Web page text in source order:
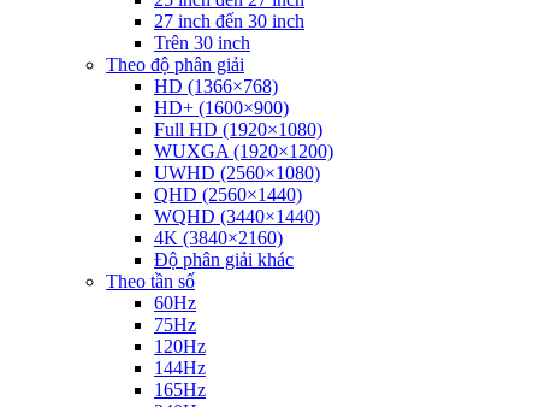
27 inch đến 30 inch
Trên 30 inch
Theo độ phân giải
HD (1366×768)
HD+ (1600×900)
Full HD (1920×1080)
WUXGA (1920×1200)
UWHD (2560×1080)
QHD (2560×1440)
WQHD (3440×1440)
4K (3840×2160)
Độ phân giải khác
Theo tần số
60Hz
75Hz
120Hz
144Hz
165Hz